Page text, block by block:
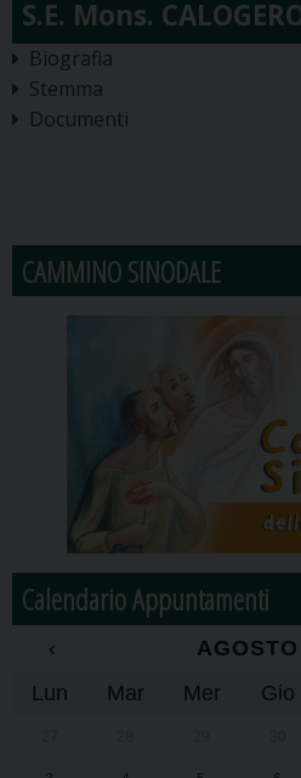
Biografia
Stemma
Documenti
CAMMINO SINODALE
Calendario Appuntamenti
‹
Lun
Mar Mer Gio